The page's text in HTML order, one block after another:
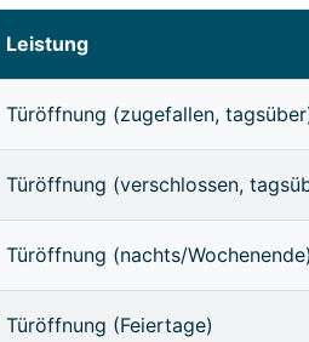
Leistung
Türöffnung (zugefallen,
Türöffnung (verschlossen,
Türöffnung (nachts/Wochenende)
Türöffnung (Feiertage)